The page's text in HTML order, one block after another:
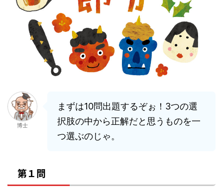
博士
まずは10問出題するぞぉ！3つの選
択肢の中から正解だと思うものを一
つ選ぶのじゃ。
第１問